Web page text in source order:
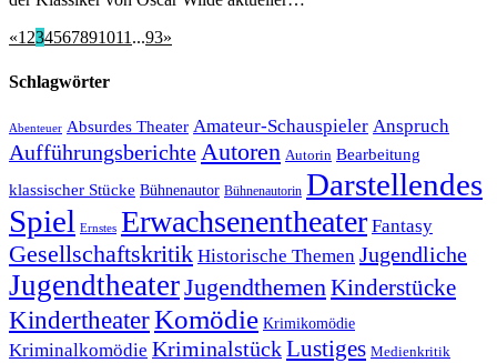
«1234567891011...93»
Schlagwörter
Abenteuer Absurdes Theater Amateur-Schauspieler Anspruch
AufführungsberichteAutoren Autorin Bearbeitung
klassischer Stücke Bühnenautor Bühnenautorin Darstellendes
Spiel Ernstes Erwachsenentheater Fantasy
Gesellschaftskritik Historische Themen Jugendliche
JugendtheaterJugendthemenKinderstücke
KindertheaterKomödie Krimikomödie
Kriminalkomödie KriminalstückLustiges Medienkritik